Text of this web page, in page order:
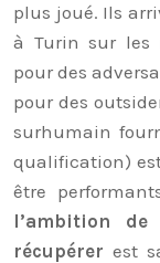
plus joué. Ils
à Turin sur les
pour des
pour des
surhumain
qualification)
être
l’ambition
récupérer est